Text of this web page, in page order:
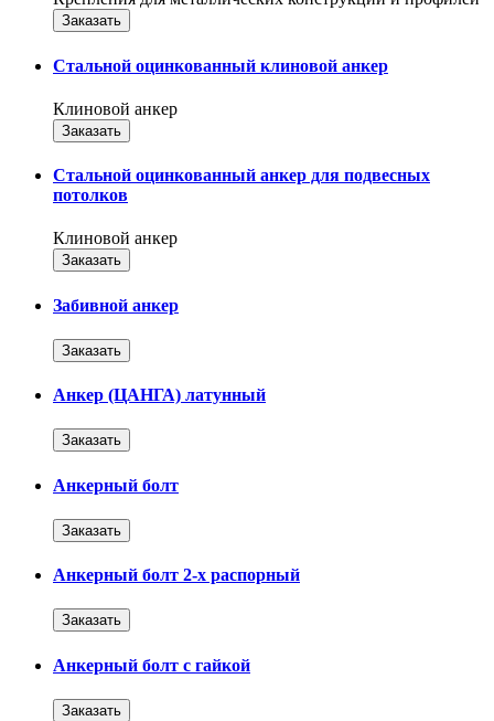
Заказать
Стальной оцинкованный клиновой анкер
Клиновой анкер
Заказать
Стальной оцинкованный анкер для подвесных
потолков
Клиновой анкер
Заказать
Забивной анкер
Заказать
Анкер (ЦАНГА) латунный
Заказать
Анкерный болт
Заказать
Анкерный болт 2-х распорный
Заказать
Анкерный болт с гайкой
Заказать